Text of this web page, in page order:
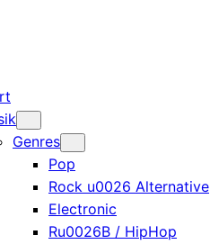
Genres
Pop
Rock u0026 Alternative
Electronic
Ru0026B / HipHop